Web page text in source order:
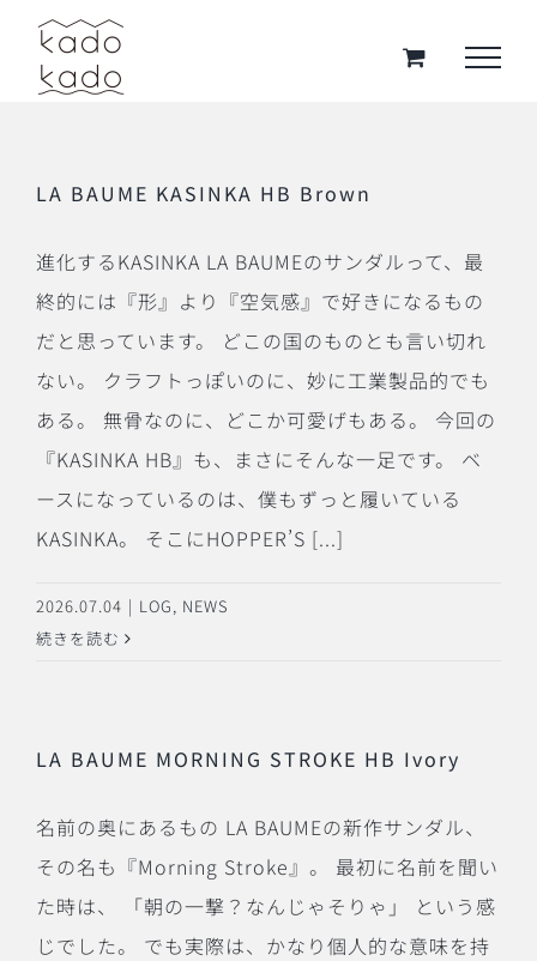
Skip
content
LA BAUME KASINKA HB Brown
進化するKASINKA LA BAUMEのサンダルって、最
終的には『形』より『空気感』で好きになるもの
だと思っています。 どこの国のものとも言い切れ
ない。 クラフトっぽいのに、妙に工業製品的でも
ある。 無骨なのに、どこか可愛げもある。 今回の
『KASINKA HB』も、まさにそんな一足です。 ベ
ースになっているのは、僕もずっと履いている
KASINKA。 そこにHOPPER’S [...]
2026.07.04 | LOG, NEWS
続きを読む
LA BAUME MORNING STROKE HB Ivory
名前の奥にあるもの LA BAUMEの新作サンダル、
その名も『Morning Stroke』。 最初に名前を聞い
た時は、 「朝の一撃？なんじゃそりゃ」 という感
じでした。 でも実際は、かなり個人的な意味を持